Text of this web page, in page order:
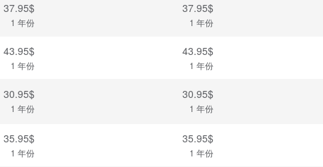
37.95$
1 年份
37.95$
1 年份
43.95$
1 年份
43.95$
1 年份
30.95$
1 年份
30.95$
1 年份
35.95$
1 年份
35.95$
1 年份